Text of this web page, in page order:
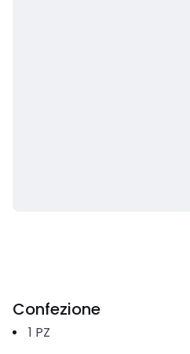
Confezione
1 PZ